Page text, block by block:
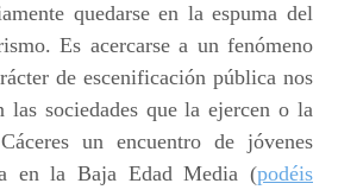
quedarse en la espuma del
Es acercarse a un fenómeno
de escenificación pública nos
las sociedades que la ejercen o la
un encuentro de jóvenes
en la Baja Edad Media (podéis